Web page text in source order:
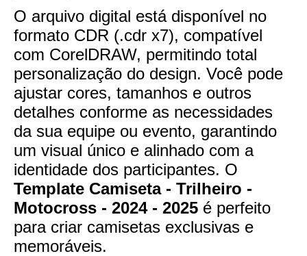
O arquivo digital está disponível no
formato CDR (.cdr x7), compatível
com CorelDRAW, permitindo total
personalização do design. Você pode
ajustar cores, tamanhos e outros
detalhes conforme as necessidades
da sua equipe ou evento, garantindo
um visual único e alinhado com a
identidade dos participantes. O
Template Camiseta - Trilheiro -
Motocross - 2024 - 2025 é perfeito
para criar camisetas exclusivas e
memoráveis.